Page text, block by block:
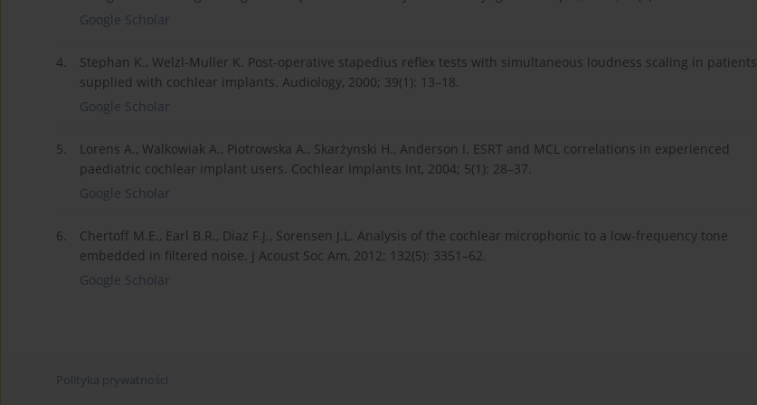
Google Scholar
4.
Stephan K., Welzl-Muller K. Post-operative stapedius reflex tests with simultaneous loudness scaling in patients
supplied with cochlear implants. Audiology, 2000; 39(1): 13–18.
Google Scholar
5.
Lorens A., Walkowiak A., Piotrowska A., Skarżynski H., Anderson I. ESRT and MCL correlations in experienced
paediatric cochlear implant users. Cochlear Implants Int, 2004; 5(1): 28–37.
Google Scholar
6.
Chertoff M.E., Earl B.R., Diaz F.J., Sorensen J.L. Analysis of the cochlear microphonic to a low-frequency tone
embedded in filtered noise. J Acoust Soc Am, 2012; 132(5): 3351–62.
Google Scholar
Polityka prywatności